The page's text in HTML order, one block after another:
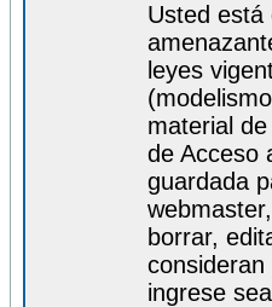
Usted está
leyes
material
de Acceso
guardada
borrar,
ingrese